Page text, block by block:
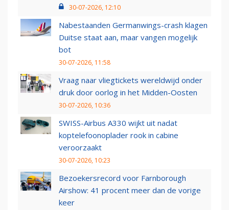
30-07-2026, 12:10
Nabestaanden Germanwings-crash klagen
Duitse staat aan, maar vangen mogelijk
bot
30-07-2026, 11:58
Vraag naar vliegtickets wereldwijd onder
druk door oorlog in het Midden-Oosten
30-07-2026, 10:36
SWISS-Airbus A330 wijkt uit nadat
koptelefoonoplader rook in cabine
veroorzaakt
30-07-2026, 10:23
Bezoekersrecord voor Farnborough
Airshow: 41 procent meer dan de vorige
keer